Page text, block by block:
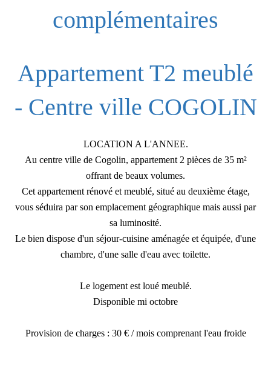
complémentaires
Appartement T2 meublé
- Centre ville COGOLIN
LOCATION A L'ANNEE.
Au centre ville de Cogolin, appartement 2 pièces de 35 m²
offrant de beaux volumes.
Cet appartement rénové et meublé, situé au deuxième étage,
vous séduira par son emplacement géographique mais aussi par
sa luminosité.
Le bien dispose d'un séjour-cuisine aménagée et équipée, d'une
chambre, d'une salle d'eau avec toilette.
Le logement est loué meublé.
Disponible mi octobre
Provision de charges : 30 € / mois comprenant l'eau froide